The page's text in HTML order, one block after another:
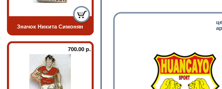
Значок Никита Симонян
700.00 р.